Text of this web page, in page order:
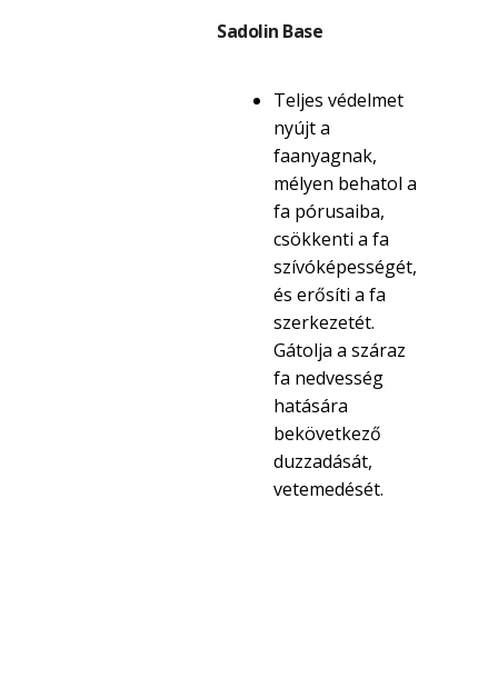
Sadolin Base
Teljes védelmet
nyújt a
faanyagnak,
mélyen behatol a
fa pórusaiba,
csökkenti a fa
szívóképességét,
és erősíti a fa
szerkezetét.
Gátolja a száraz
fa nedvesség
hatására
bekövetkező
duzzadását,
vetemedését.